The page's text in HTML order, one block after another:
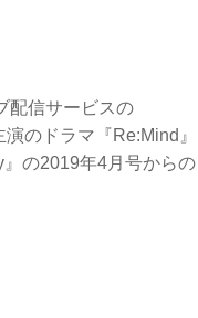
配信サービスの
のドラマ『Re:Mind』
の2019年4月号からの